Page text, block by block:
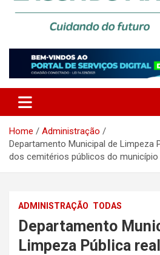
PREFEITURA DE
PIAUÍ
Home
Administração
Departamento Municipal de Limpeza
dos cemitérios públicos do município
ADMINISTRAÇÃO TODAS
Departamento
Limpeza Pública